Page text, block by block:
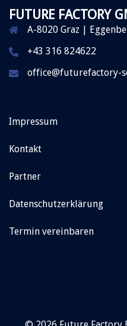
FUTURE FACTORY
A-8020 Graz |
+43 316 824622
office@futurefactory-
Impressum
Kontakt
Partner
Datenschutzerklärung
Termin vereinbaren